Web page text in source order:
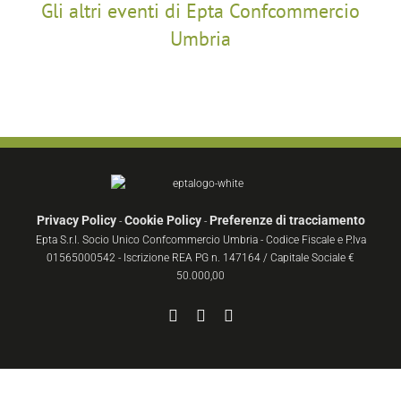
Gli altri eventi di Epta Confcommercio
Umbria
Privacy Policy- Cookie Policy- Preferenze di tracciamento
Epta S.r.l. Socio Unico Confcommercio Umbria - Codice Fiscale e P.Iva
01565000542 - Iscrizione REA PG n. 147164 / Capitale Sociale €
50.000,00
FacebookYouTube